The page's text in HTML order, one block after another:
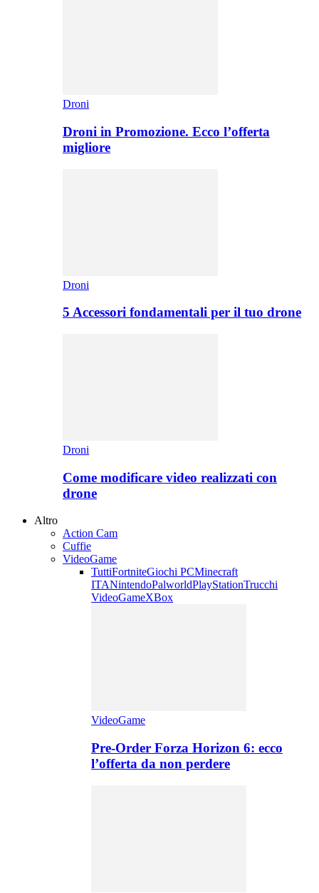
Droni
Droni in Promozione. Ecco l’offerta
migliore
Droni
5 Accessori fondamentali per il tuo drone
Droni
Come modificare video realizzati con
drone
Altro
Action Cam
Cuffie
VideoGame
TuttiFortniteGiochi PCMinecraft
ITANintendoPalworldPlayStationTrucchi
VideoGameXBox
VideoGame
Pre-Order Forza Horizon 6: ecco
l’offerta da non perdere